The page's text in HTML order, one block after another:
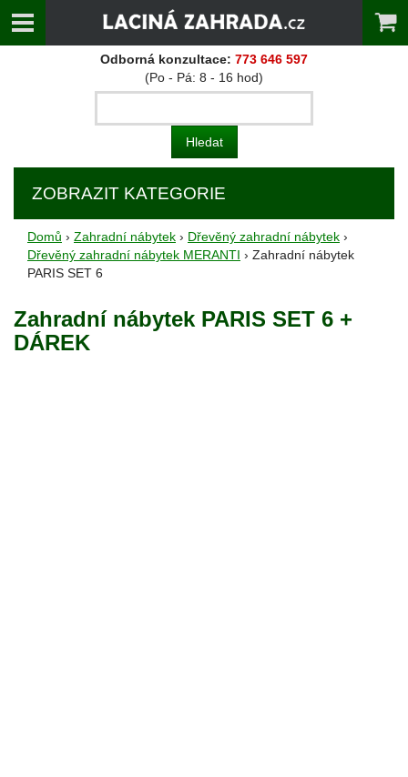
Odborná konzultace: 773 646 597
(Po - Pá: 8 - 16 hod)
ZOBRAZIT KATEGORIE
Domů › Zahradní nábytek › Dřevěný zahradní nábytek ›
Dřevěný zahradní nábytek MERANTI › Zahradní nábytek
PARIS SET 6
Zahradní nábytek PARIS SET 6 +
DÁREK